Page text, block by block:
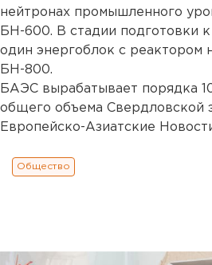
нейтронах промышленного
БН-600. В стадии подготовки
один энергоблок с реактором
БН-800.
БАЭС вырабатывает порядка
общего объема Свердловской
Европейско-Азиатские
Общество